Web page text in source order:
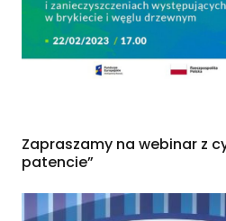
Zapraszamy na webinar z
patencie”